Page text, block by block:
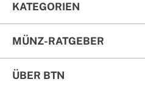
KATEGORIEN
MÜNZ-RATGEBER
ÜBER BTN